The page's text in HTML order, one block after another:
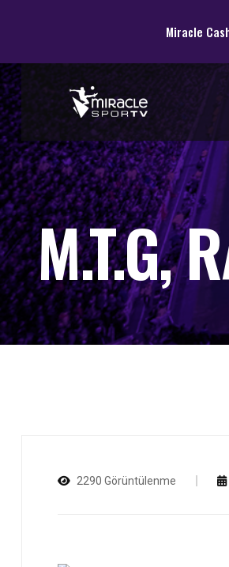
Miracle
M.T.G,
2290 Görüntülenme